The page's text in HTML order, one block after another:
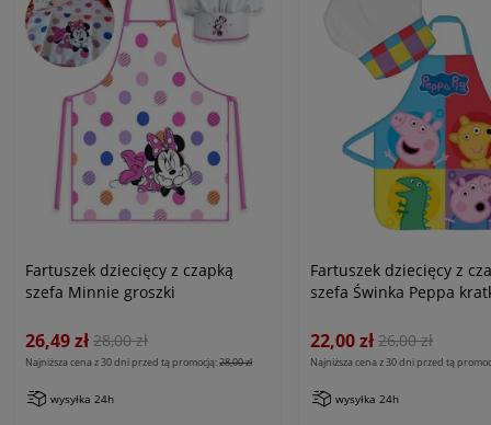
Fartuszek dziecięcy z czapką
szefa Minnie groszki
26,49 zł 28,00 zł
Najniższa cena z 30 dni przed tą promocją:28,00 zł
wysyłka 24h
Fartuszek dziecięcy z
szefa Świnka Peppa
22,00 zł 26,00 zł
Najniższa cena z 30 dni przed tą
wysyłka 24h